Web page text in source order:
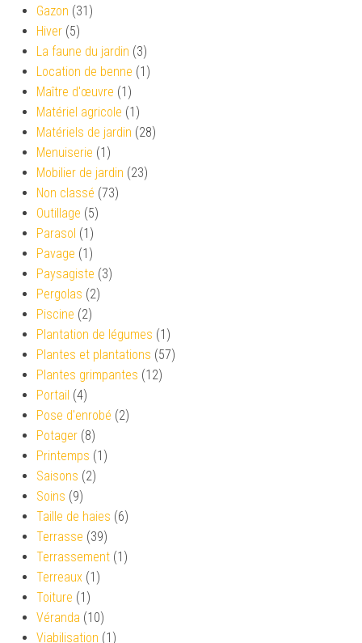
Gazon (31)
Hiver (5)
La faune du jardin (3)
Location de benne (1)
Maître d'œuvre (1)
Matériel agricole (1)
Matériels de jardin (28)
Menuiserie (1)
Mobilier de jardin (23)
Non classé (73)
Outillage (5)
Parasol (1)
Pavage (1)
Paysagiste (3)
Pergolas (2)
Piscine (2)
Plantation de légumes (1)
Plantes et plantations (57)
Plantes grimpantes (12)
Portail (4)
Pose d'enrobé (2)
Potager (8)
Printemps (1)
Saisons (2)
Soins (9)
Taille de haies (6)
Terrasse (39)
Terrassement (1)
Terreaux (1)
Toiture (1)
Véranda (10)
Viabilisation (1)